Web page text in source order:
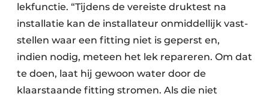
lek­functie. “Tijdens de vereiste druktest na
installatie kan de installateur onmiddellijk vast­
stellen waar een fitting niet is geperst en,
indien nodig, meteen het lek repareren. Om dat
te doen, laat hij gewoon water door de
klaarstaande fitting stromen. Als die niet